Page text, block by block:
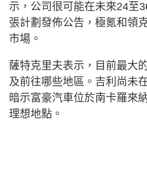
示，公司很可能在未來24至
張計劃發佈公告，極氪和領
市場。
薩特克里夫表示，目前最大
及前往哪些地區。吉利尚未
暗示富豪汽車位於南卡羅來
理想地點。